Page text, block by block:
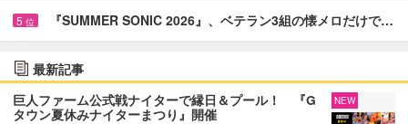
5 位 『SUMMER SONIC 2026』、ベテラン3組の懐メロだけで…
最新記事
巨人ファーム公式戦ナイターで縁日＆プール！ 『G
タウン夏休みナイターまつり』開催
NEW